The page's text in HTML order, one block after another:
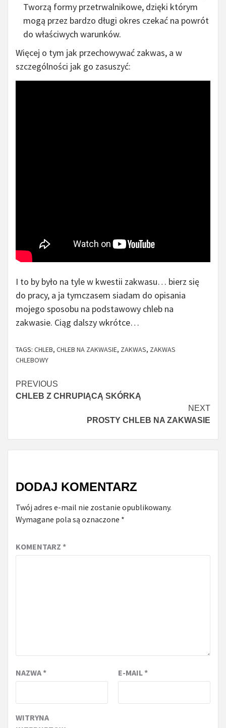
Tworzą formy przetrwalnikowe, dzięki którym
mogą przez bardzo długi okres czekać na powrót
do właściwych warunków.
Więcej o tym jak przechowywać zakwas, a w
szczególności jak go zasuszyć:
I to by było na tyle w kwestii zakwasu… bierz się
do pracy, a ja tymczasem siadam do opisania
mojego sposobu na podstawowy chleb na
zakwasie. Ciąg dalszy wkrótce…
TAGS: CHLEB, CHLEB NA ZAKWASIE, ZAKWAS, ZAKWAS
CHLEBOWY
Continue
Reading
PREVIOUS
CHLEB Z CHRUPIĄCĄ SKÓRKĄ
NEXT
PROSTY CHLEB NA ZAKWASIE
DODAJ KOMENTARZ
Twój adres e-mail nie zostanie opublikowany.
Wymagane pola są oznaczone *
KOMENTARZ *
NAZWA* E-MAIL*
WITRYNA